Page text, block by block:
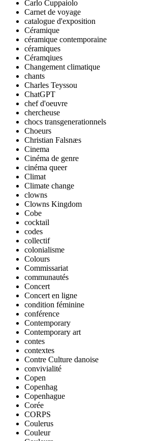
Carlo Cuppaiolo
Carnet de voyage
catalogue d'exposition
Céramique
céramique contemporaine
céramiques
Céramqiues
Changement climatique
chants
Charles Teyssou
ChatGPT
chef d'oeuvre
chercheuse
chocs transgenerationnels
Choeurs
Christian Falsnæs
Cinema
Cinéma de genre
cinéma queer
Climat
Climate change
clowns
Clowns Kingdom
Cobe
cocktail
codes
collectif
colonialisme
Colours
Commissariat
communautés
Concert
Concert en ligne
condition féminine
conférence
Contemporary
Contemporary art
contes
contextes
Contre Culture danoise
convivialité
Copen
Copenhag
Copenhague
Corée
CORPS
Coulerus
Couleur